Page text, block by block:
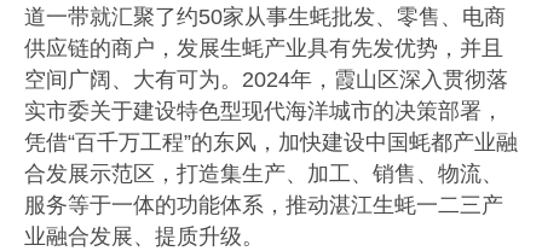
道一带就汇聚了约50家从事生蚝批发、零售、电商
供应链的商户，发展生蚝产业具有先发优势，并且
空间广阔、大有可为。2024年，霞山区深入贯彻落
实市委关于建设特色型现代海洋城市的决策部署，
凭借“百千万工程”的东风，加快建设中国蚝都产业融
合发展示范区，打造集生产、加工、销售、物流、
服务等于一体的功能体系，推动湛江生蚝一二三产
业融合发展、提质升级。